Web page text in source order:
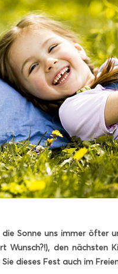
Sonne uns immer öfter
den nächsten
dieses Fest auch im